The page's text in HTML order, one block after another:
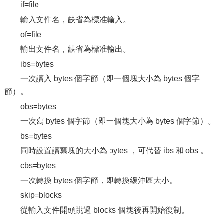
if=file
輸入文件名，缺省為標准輸入。
of=file
輸出文件名，缺省為標准輸出。
ibs=bytes
一次讀入 bytes 個字節（即一個塊大小為 bytes 個字
節）。
obs=bytes
一次寫 bytes 個字節（即一個塊大小為 bytes 個字節）。
bs=bytes
同時設置讀寫塊的大小為 bytes ，可代替 ibs 和 obs 。
cbs=bytes
一次轉換 bytes 個字節，即轉換緩沖區大小。
skip=blocks
從輸入文件開頭跳過 blocks 個塊後再開始復制。